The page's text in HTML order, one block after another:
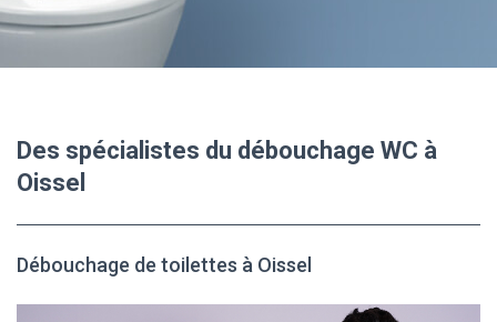
Des spécialistes du débouchage WC à
Oissel
Débouchage de toilettes à Oissel